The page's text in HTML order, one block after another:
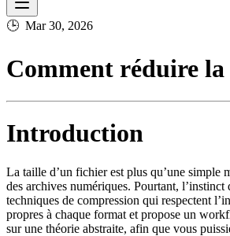
🕒 Mar 30, 2026
Comment réduire
Introduction
La taille d’un fichier est plus qu’une simple
des archives numériques. Pourtant,
techniques de compression qui respectent
propres à chaque format et propose un
sur une théorie abstraite, afin que vous